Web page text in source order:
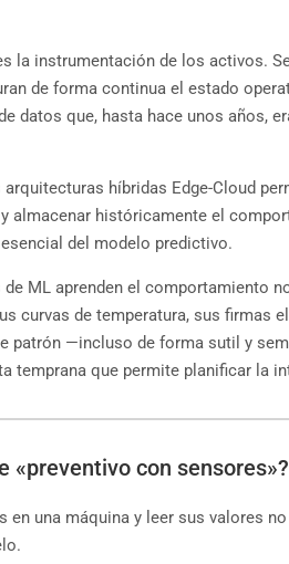
la instrumentación de los activos.
de forma continua el estado
datos que, hasta hace unos años,
arquitecturas híbridas Edge-Cloud
históricamente el
del modelo predictivo.
ML aprenden el comportamiento
curvas de temperatura, sus firmas
patrón —incluso de forma sutil y
temprana que permite planificar la
«preventivo con sensores»?
una máquina y leer sus valores